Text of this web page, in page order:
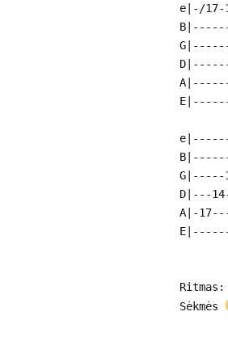
e|-/
G|-----
D|---
A|-
Ritmas:
Sėkmės